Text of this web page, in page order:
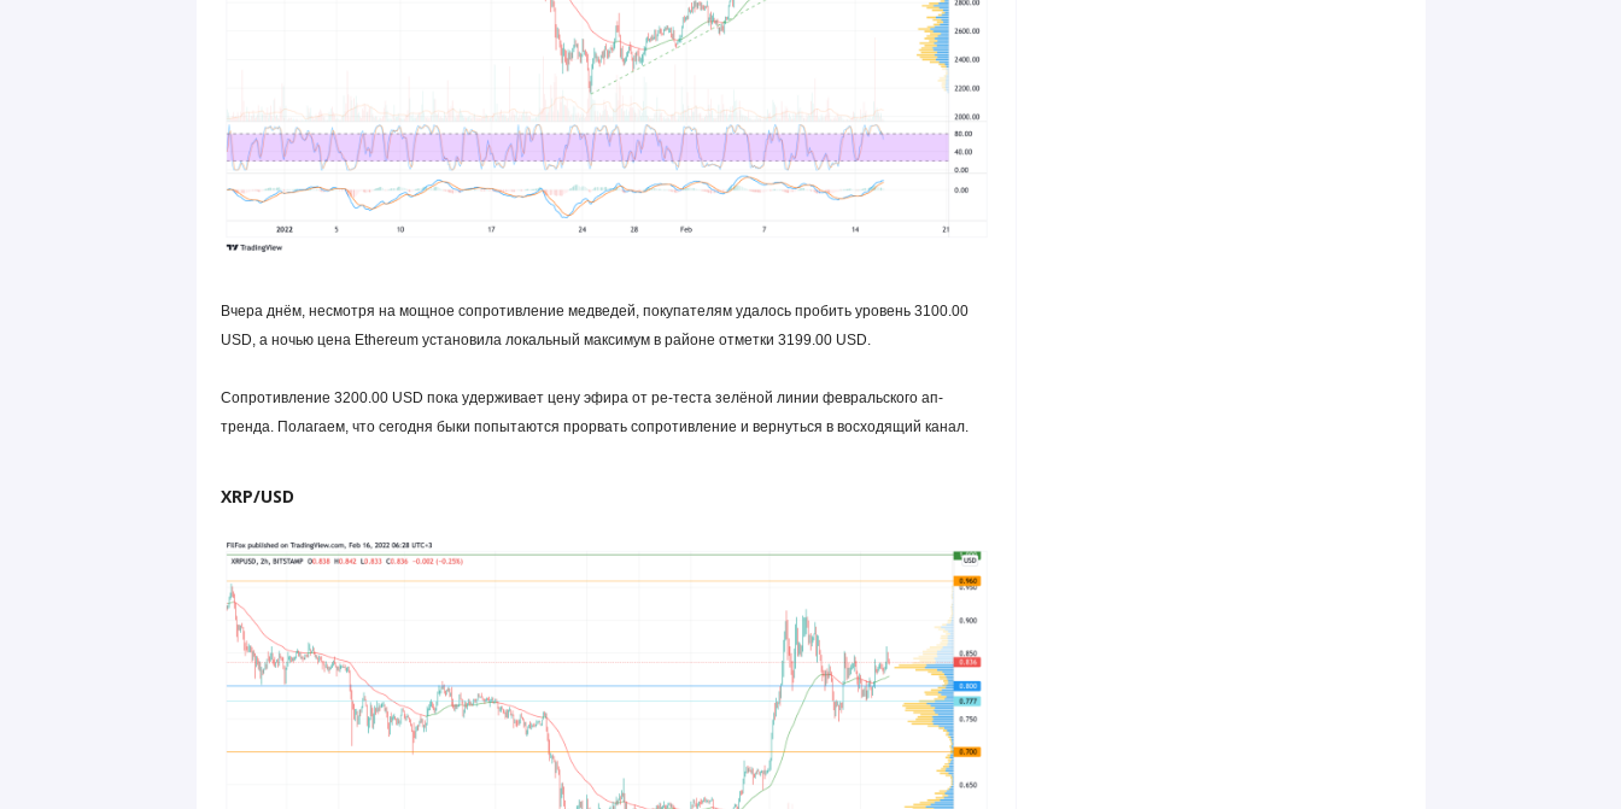
Вчера днём, несмотря на мощное сопротивление медведей, покупателям удалось пробить уровень 3100.00
USD, а ночью цена Ethereum установила локальный максимум в районе отметки 3199.00 USD.
Сопротивление 3200.00 USD пока удерживает цену эфира от ре-теста зелёной линии февральского ап-
тренда. Полагаем, что сегодня быки попытаются прорвать сопротивление и вернуться в восходящий канал.
XRP/USD